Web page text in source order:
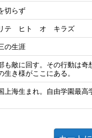
切らず
テ ヒト オ キラズ
の生涯
も敵に回す。その行動は
生き様がここにある。
上海生まれ。自由学園最